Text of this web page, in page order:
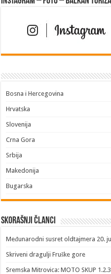
Bosna i Hercegovina
Hrvatska
Slovenija
Crna Gora
Srbija
Makedonija
Bugarska
Skorašnji članci
​Međunarodni susret oldtajmera 20.
Skriveni dragulji Fruške gore
Sremska Mitrovica: MOTO SKUP